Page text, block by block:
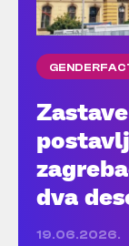
dva
19.06.2026.